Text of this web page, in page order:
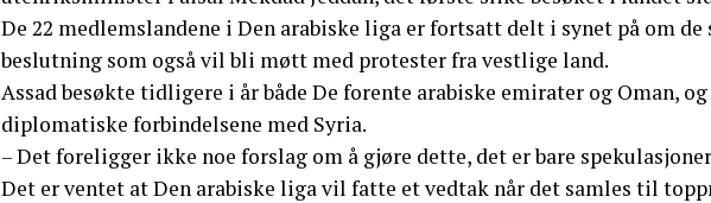
De 22 medlemslandene i Den arabiske liga er fortsatt delt i synet på om de
beslutning som også vil bli møtt med protester fra vestlige land.
Assad besøkte tidligere i år både De forente arabiske emirater og Oman,
diplomatiske forbindelsene med Syria.
– Det foreligger ikke noe forslag om å gjøre dette, det er bare
Det er ventet at Den arabiske liga vil fatte et vedtak når det samles til